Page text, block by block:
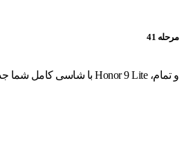
مرحله 41
و تمام، Honor 9 Lite با شاسی کامل شما جدا شده است.